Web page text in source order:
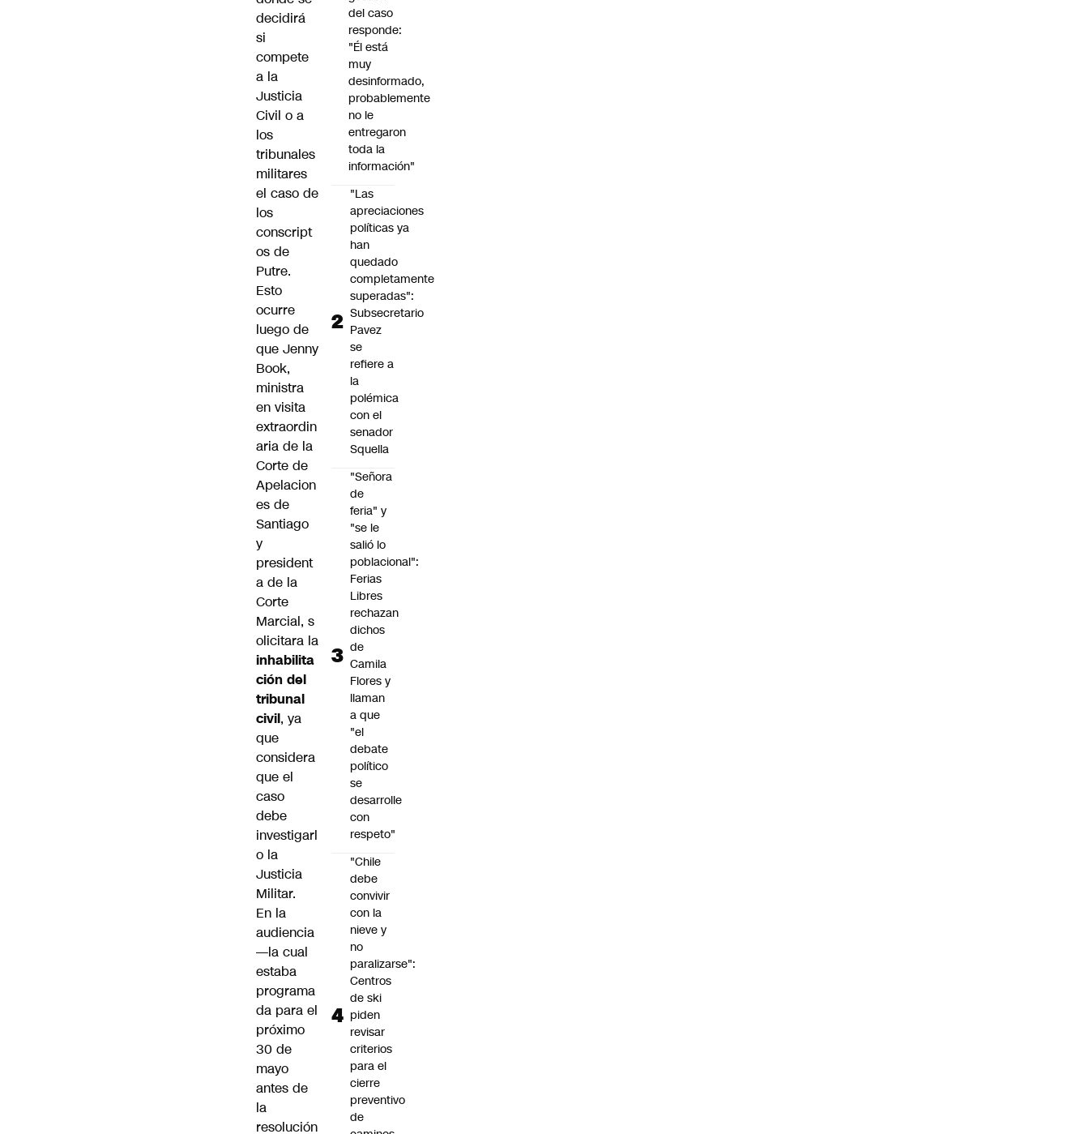
decidirá
si
compete
a la
Justicia
Civil o a
los
tribunales
militares
el caso de
los
conscript
os de
Putre.
Esto
ocurre
luego de
que Jenny
Book,
ministra
en visita
extraordin
aria de la
Corte de
Apelacion
es de
Santiago
y
president
a de la
Corte
Marcial, s
olicitara la
inhabilita
ción del
tribunal
civil, ya
que
considera
que el
caso
debe
investigarl
o la
Justicia
Militar.
En la
audiencia
—la cual
estaba
programa
da para el
próximo
30 de
mayo
antes de
la
resolución
del caso
responde:
"Él está
muy
desinformado,
probablemente
no le
entregaron
toda la
información"
"Las
apreciaciones
políticas ya
han
quedado
completamente
superadas":
Subsecretario
Pavez
se
refiere a
la
polémica
con el
senador
Squella
"Señora
de
feria" y
"se le
salió lo
poblacional":
Ferias
Libres
rechazan
dichos
de
Camila
Flores y
llaman
a que
"el
debate
político
se
desarrolle
con
respeto"
"Chile
debe
convivir
con la
nieve y
no
paralizarse":
Centros
de ski
piden
revisar
criterios
para el
cierre
preventivo
de